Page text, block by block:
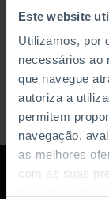
Este website
Utilizamos, por
necessários ao
que navegue
autoriza a
permitem
navegação,
as melhores
com as suas